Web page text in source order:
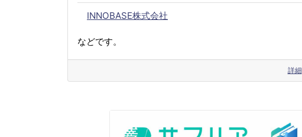
INNOBASE株式会社
などです。
詳細